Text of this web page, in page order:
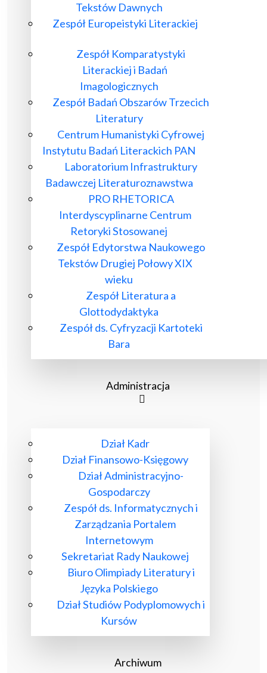
Tekstów Dawnych
Zespół Europeistyki Literackiej
Zespół Komparatystyki
Literackiej i Badań
Imagologicznych
Zespół Badań Obszarów Trzecich
Literatury
Centrum Humanistyki Cyfrowej
Instytutu Badań Literackich PAN
Laboratorium Infrastruktury
Badawczej Literaturoznawstwa
PRO RHETORICA
Interdyscyplinarne Centrum
Retoryki Stosowanej
Zespół Edytorstwa Naukowego
Tekstów Drugiej Połowy XIX
wieku
Zespół Literatura a
Glottodydaktyka
Zespół ds. Cyfryzacji Kartoteki
Bara
Administracja
Dział Kadr
Dział Finansowo-Księgowy
Dział Administracyjno-
Gospodarczy
Zespół ds. Informatycznych i
Zarządzania Portalem
Internetowym
Sekretariat Rady Naukowej
Biuro Olimpiady Literatury i
Języka Polskiego
Dział Studiów Podyplomowych i
Kursów
Archiwum